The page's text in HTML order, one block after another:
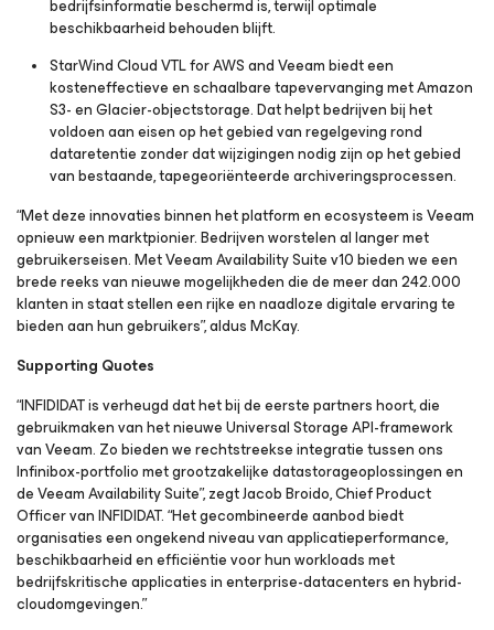
bedrijfsinformatie beschermd is, terwijl optimale
beschikbaarheid behouden blijft.
StarWind Cloud VTLfor AWS and Veeambiedt een
kosteneffectieve en schaalbare tapevervanging met Amazon
S3- en Glacier-objectstorage. Dat helpt bedrijven bij het
voldoen aan eisen op het gebied van regelgeving rond
dataretentie zonder dat wijzigingen nodig zijn op het gebied
van bestaande, tapegeoriënteerde archiveringsprocessen.
“Met deze innovaties binnen het platform en ecosysteem is Veeam
opnieuw een marktpionier. Bedrijven worstelen al langer met
gebruikerseisen. Met Veeam Availability Suite v10 bieden we een
brede reeks van nieuwe mogelijkheden die de meer dan 242.000
klanten in staat stellen een rijke en naadloze digitale ervaring te
bieden aan hun gebruikers”, aldus McKay.
Supporting Quotes
“INFIDIDAT is verheugd dat het bij de eerste partners hoort, die
gebruikmaken van het nieuwe Universal Storage API-framework
van Veeam. Zo bieden we rechtstreekse integratie tussen ons
Infinibox-portfolio met grootzakelijke datastorageoplossingen en
de Veeam Availability Suite”, zegt Jacob Broido, Chief Product
Officer van INFIDIDAT. “Het gecombineerde aanbod biedt
organisaties een ongekend niveau van applicatieperformance,
beschikbaarheid en efficiëntie voor hun workloads met
bedrijfskritische applicaties in enterprise-datacenters en hybrid-
cloudomgevingen.”